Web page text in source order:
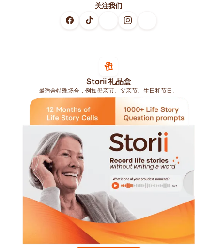
关注我们
Storii 礼品盒
最适合特殊场合，例如母亲节、父亲节、生日和节日。